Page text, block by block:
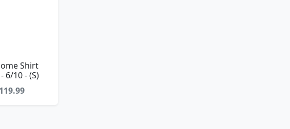
Shirt
6/10 - (S)